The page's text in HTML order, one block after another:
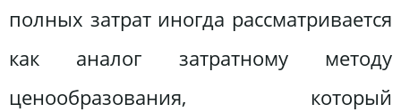
полных затрат иногда рассматривается
как аналог затратному методу
ценообразования, который